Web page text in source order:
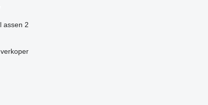
assen 2